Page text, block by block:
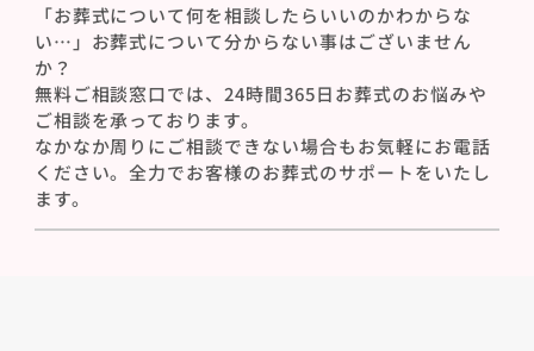
「お葬式について何を相談したらいいのかわからな
い…」お葬式について分からない事はございません
か？
無料ご相談窓口では、24時間365日お葬式のお悩みや
ご相談を承っております。
なかなか周りにご相談できない場合もお気軽にお電話
ください。全力でお客様のお葬式のサポートをいたし
ます。